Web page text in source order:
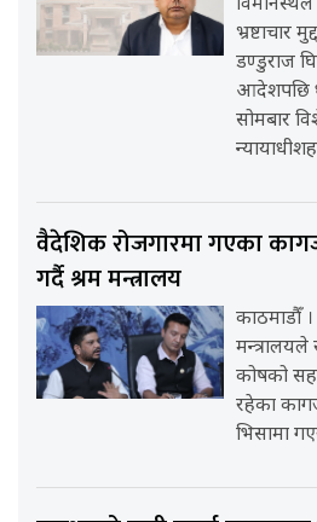
भ्रष्टाचार
डण्डुराज
आदेशपछि
सोमबार
वैदेशिक रोजगारमा गएका
गर्दै श्रम मन्त्रालय
काठमाडौँ ।
मन्त्रालयले
कोषको
रहेका
भिसामा